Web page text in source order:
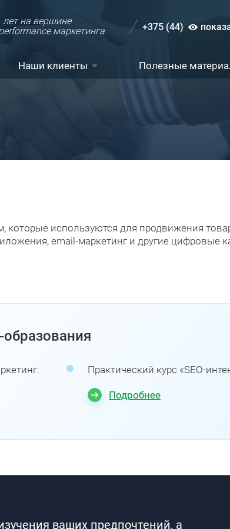
лет на вершине
маркетинга
+375 (44)
Наши клиенты Полезные
используются для продвижения
email-маркетинг и другие цифровые
Практический курс «SEO-
Подробнее
ваших предпочтений, а